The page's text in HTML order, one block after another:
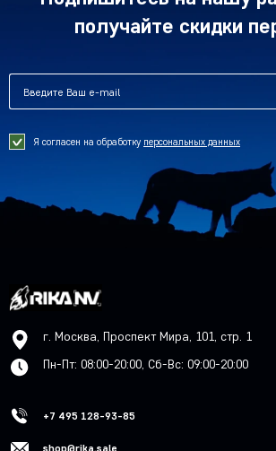
получайте скидки
Я согласен на обработку персональных данных
г. Москва, Проспект Мира, 101, стр. 1
Пн-Пт: 08:00-20:00, Сб-Вс: 09:00-20:00
+7 495 128-93-85
shop@rika.sale